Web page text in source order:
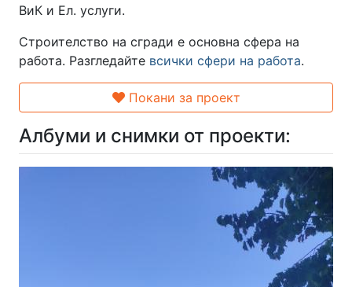
ВиК и Ел. услуги.
Строителство на сгради е основна сфера на
работа. Разгледайте всички сфери на работа.
Покани за проект
Албуми и снимки от проекти: